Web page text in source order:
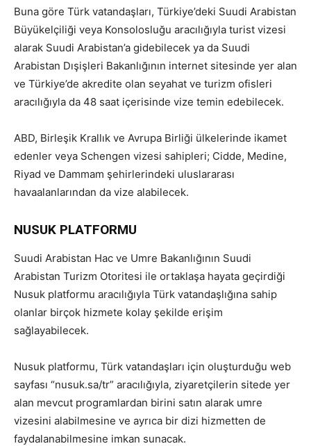
Buna göre Türk vatandaşları, Türkiye’deki Suudi Arabistan
Büyükelçiliği veya Konsolosluğu aracılığıyla turist vizesi
alarak Suudi Arabistan’a gidebilecek ya da Suudi
Arabistan Dışişleri Bakanlığının internet sitesinde yer alan
ve Türkiye’de akredite olan seyahat ve turizm ofisleri
aracılığıyla da 48 saat içerisinde vize temin edebilecek.
ABD, Birleşik Krallık ve Avrupa Birliği ülkelerinde ikamet
edenler veya Schengen vizesi sahipleri; Cidde, Medine,
Riyad ve Dammam şehirlerindeki uluslararası
havaalanlarından da vize alabilecek.
NUSUK PLATFORMU
Suudi Arabistan Hac ve Umre Bakanlığının Suudi
Arabistan Turizm Otoritesi ile ortaklaşa hayata geçirdiği
Nusuk platformu aracılığıyla Türk vatandaşlığına sahip
olanlar birçok hizmete kolay şekilde erişim
sağlayabilecek.
Nusuk platformu, Türk vatandaşları için oluşturduğu web
sayfası “nusuk.sa/tr” aracılığıyla, ziyaretçilerin sitede yer
alan mevcut programlardan birini satın alarak umre
vizesini alabilmesine ve ayrıca bir dizi hizmetten de
faydalanabilmesine imkan sunacak.